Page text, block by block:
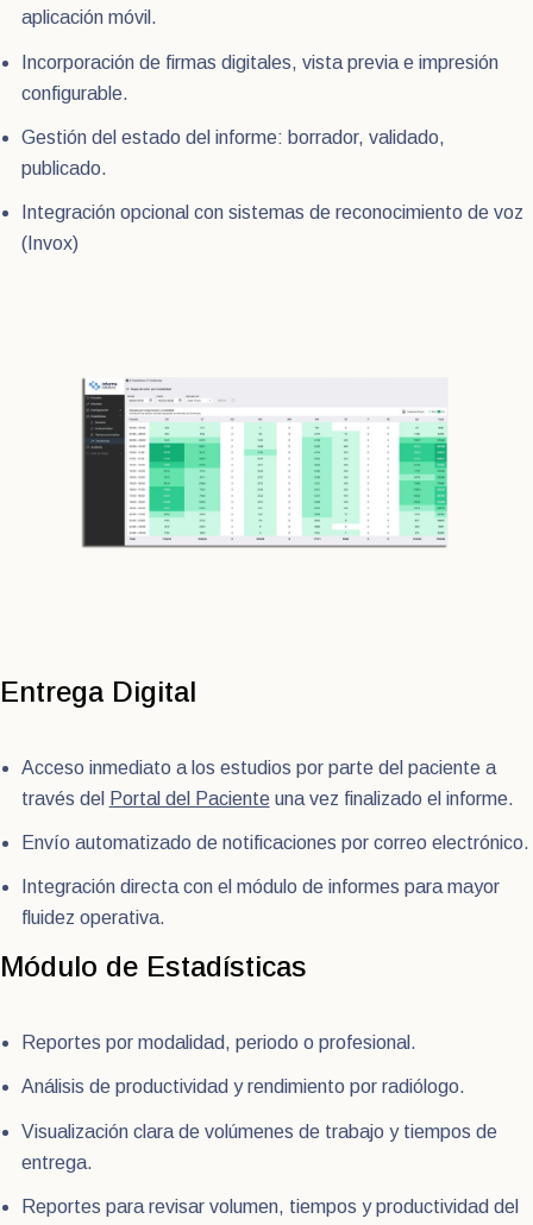
aplicación móvil.
Incorporación de firmas digitales, vista previa e impresión
configurable.
Gestión del estado del informe: borrador, validado,
publicado.
Integración opcional con sistemas de reconocimiento de voz
(Invox)
Entrega Digital
Acceso inmediato a los estudios por parte del paciente a
través del Portal del Pacienteuna vez finalizado el informe.
Envío automatizado de notificaciones por correo electrónico.
Integración directa con el módulo de informes para mayor
fluidez operativa.
Módulo de Estadísticas
Reportes por modalidad, periodo o profesional.
Análisis de productividad y rendimiento por radiólogo.
Visualización clara de volúmenes de trabajo y tiempos de
entrega.
Reportes para revisar volumen, tiempos y productividad del